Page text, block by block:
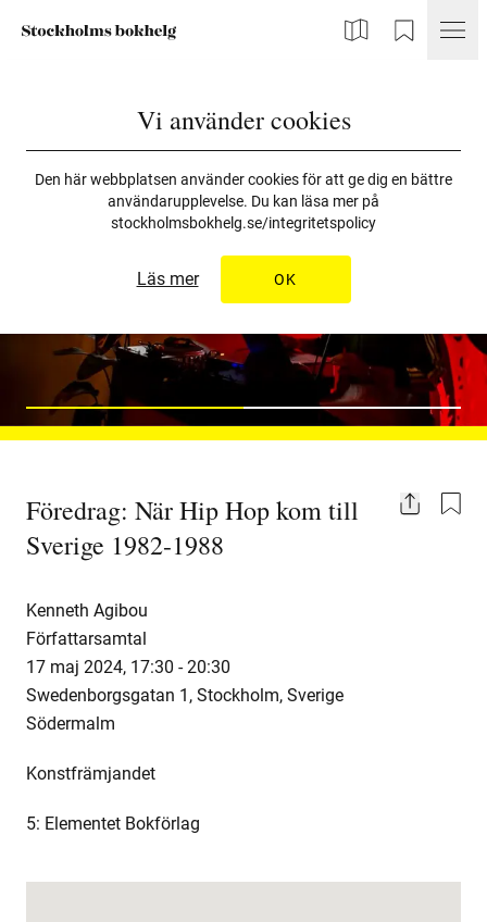
Karta Min Bokhelg
Slide to
Föredrag: När Hip Hop kom till
Sverige 1982-1988
Share
Kenneth Agibou
Författarsamtal
17 maj 2024, 17:30 - 20:30
Swedenborgsgatan 1, Stockholm, Sverige
Södermalm
Konstfrämjandet
5: Elementet Bokförlag
Vi använder cookies
Den här webbplatsen använder cookies för att ge dig en bättre
användarupplevelse. Du kan läsa mer på
stockholmsbokhelg.se/integritetspolicy
Läs mer OK